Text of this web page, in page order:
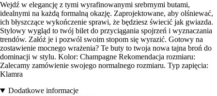
Wejdź w elegancję z tymi wyrafinowanymi srebrnymi butami,
idealnymi na każdą formalną okazję. Zaprojektowane, aby olśniewać,
ich błyszczące wykończenie sprawi, że będziesz świecić jak gwiazda.
Stylowy wygląd to twój bilet do przyciągania spojrzeń i wyznaczania
trendów. Załóż je i pozwól swoim stopom się wyrazić. Gotowy na
zostawienie mocnego wrażenia? Te buty to twoja nowa tajna broń do
dominacji w stylu. Kolor: Champagne Rekomendacja rozmiaru:
Zalecamy zamówienie swojego normalnego rozmiaru. Typ zapięcia:
Klamra
Dodatkowe informacje